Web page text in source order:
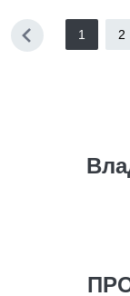
1 2